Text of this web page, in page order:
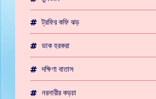
ট্রফির কফি ঝড়
ডাক হরকরা
দক্ষিণা বাতাস
নরনারীর কড়চা